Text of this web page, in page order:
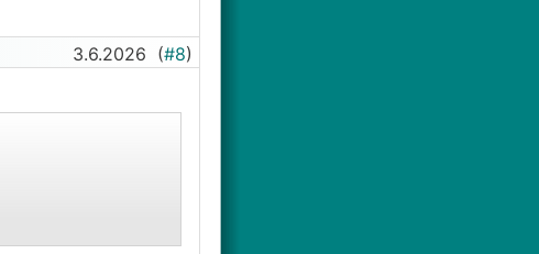
3.6.2026 (#8)